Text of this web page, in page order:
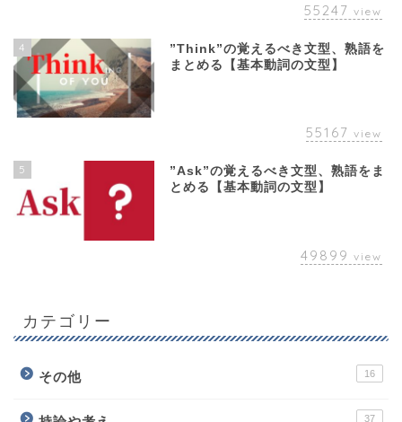
55247 view
4
”Think”の覚えるべき文型、熟語を
まとめる【基本動詞の文型】
55167 view
5
”Ask”の覚えるべき文型、熟語をま
とめる【基本動詞の文型】
49899 view
カテゴリー
その他 16
37